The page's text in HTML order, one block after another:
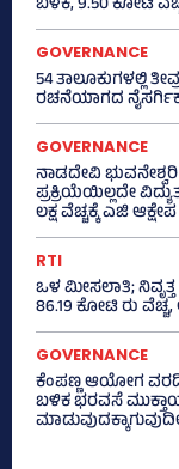
GOVERNANCE
54 ತಾಲೂಕುಗಳಲ್ಲಿ
ರಚನೆಯಾಗದ
GOVERNANCE
ನಾಡದೇವಿ
ಪ್ರಕ್ರಿಯೆಯಿಲ್ಲದೇ
ಲಕ್ಷ ವೆಚ್ಚಕ್ಕೆ ಎಜಿ ಆಕ್ಷೇಪ
RTI
ಒಳ ಮೀಸಲಾತಿ;
86.19 ಕೋಟಿ ರು
GOVERNANCE
ಕೆಂಪಣ್ಣ ಆಯೋಗ
ಬಳಿಕ ಭರವಸೆ